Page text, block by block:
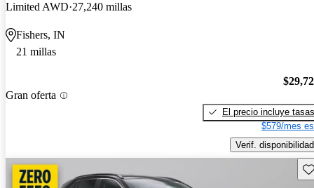
Limited AWD 27,240 millas
Fishers, IN
21 millas
Gran oferta
El precio incluye tasas
$579/mes
Verif. disponibilidad